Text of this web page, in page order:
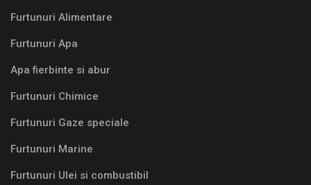
Furtunuri Alimentare
Furtunuri Apa
Apa fierbinte si abur
Furtunuri Chimice
Furtunuri Gaze speciale
Furtunuri Marine
Furtunuri Ulei si combustibil